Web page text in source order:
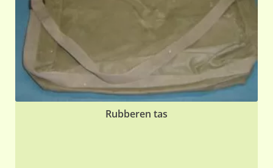
Rubberen tas